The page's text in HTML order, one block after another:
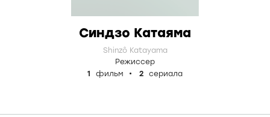
Синдзо Катаяма
Shinzô Katayama
Режиссер
1
фильм 2 сериала